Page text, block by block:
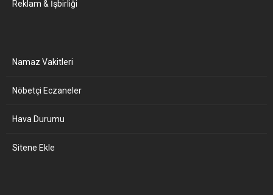
Reklam & İşbirliği
Namaz Vakitleri
Nöbetçi Eczaneler
Hava Durumu
Sitene Ekle